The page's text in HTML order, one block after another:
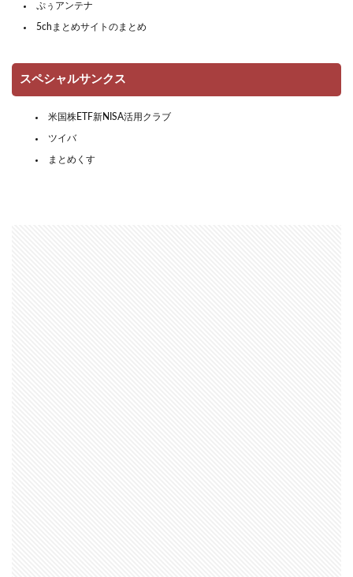
ぷぅアンテナ
5chまとめサイトのまとめ
スペシャルサンクス
米国株ETF新NISA活用クラブ
ツイバ
まとめくす